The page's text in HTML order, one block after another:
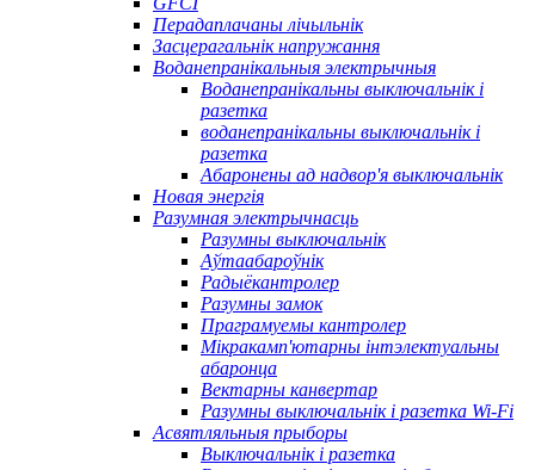
Перадаплачаны лічыльнік
Засцерагальнік напружання
Воданепранікальныя электрычныя
Воданепранікальны выключальнік і
разетка
воданепранікальны выключальнік і
разетка
Абаронены ад надвор'я выключальнік
Новая энергія
Разумная электрычнасць
Разумны выключальнік
Аўтаабароўнік
Радыёкантролер
Разумны замок
Праграмуемы кантролер
Мікракамп'ютарны інтэлектуальны
абаронца
Вектарны канвертар
Разумны выключальнік і разетка Wi-Fi
Асвятляльныя прыборы
Выключальнік і разетка